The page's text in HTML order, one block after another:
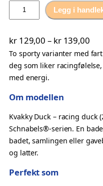
a
e
a
n
d
a
c
i
n
g
u
Legg i
kr129,00 – kr139,00P
r
i
å
To sporty varianter med
deg som liker
med energi.
Om modellen
Kvakky Duck – racing duck
Schnabels®-serien. En
badet, samlingen eller
og latter.
Perfekt som